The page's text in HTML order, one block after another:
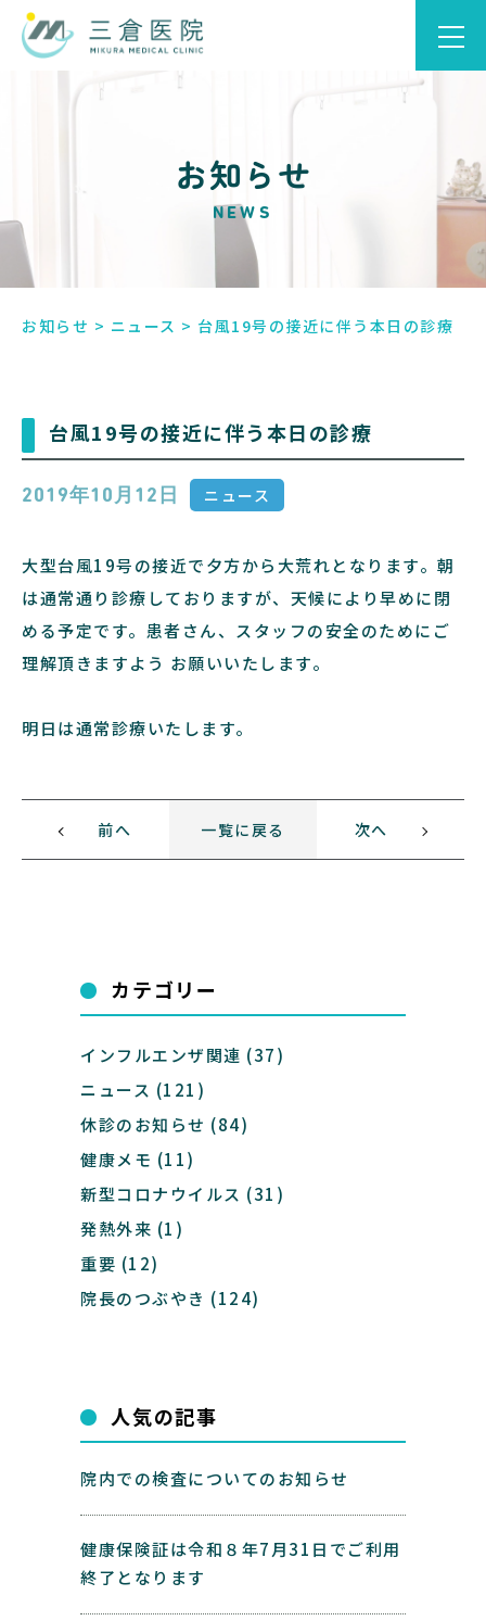
お知らせ
NEWS
お知らせ > ニュース > 台風19号の接近に伴う本日の診療
台風19号の接近に伴う本日の診療
2019年10月12日 ニュース
大型台風19号の接近で夕方から大荒れとなります。朝
は通常通り診療しておりますが、天候により早めに閉
める予定です。患者さん、スタッフの安全のためにご
理解頂きますよう お願いいたします。
明日は通常診療いたします。
前へ 一覧に戻る 次へ
カテゴリー
インフルエンザ関連 (37)
ニュース (121)
休診のお知らせ (84)
健康メモ (11)
新型コロナウイルス (31)
発熱外来 (1)
重要 (12)
院長のつぶやき (124)
人気の記事
院内での検査についてのお知らせ
健康保険証は令和８年7月31日でご利用
終了となります